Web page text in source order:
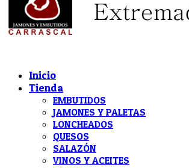
Inicio
Tienda
EMBUTIDOS
JAMONES Y PALETAS
LONCHEADOS
QUESOS
SALAZÓN
VINOS Y ACEITES